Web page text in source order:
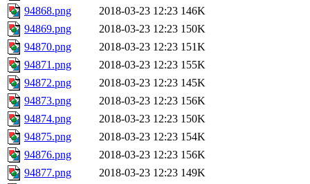
94868.png
2018-03-23 12:23 146K
94869.png
2018-03-23 12:23 150K
94870.png
2018-03-23 12:23 151K
94871.png
2018-03-23 12:23 155K
94872.png
2018-03-23 12:23 145K
94873.png
2018-03-23 12:23 156K
94874.png
2018-03-23 12:23 150K
94875.png
2018-03-23 12:23 154K
94876.png
2018-03-23 12:23 156K
94877.png
2018-03-23 12:23 149K